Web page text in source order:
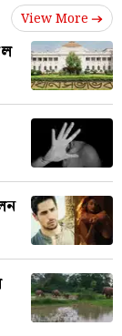
View More